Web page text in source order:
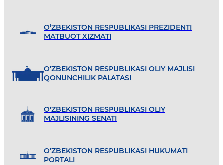
O’ZBEKISTON RESPUBLIKASI PREZIDENTI
MATBUOT XIZMATI
O’ZBEKISTON RESPUBLIKASI OLIY MAJLISI
QONUNCHILIK PALATASI
O'ZBEKISTON RESPUBLIKASI OLIY
MAJLISINING SENATI
O’ZBEKISTON RESPUBLIKASI HUKUMATI
PORTALI